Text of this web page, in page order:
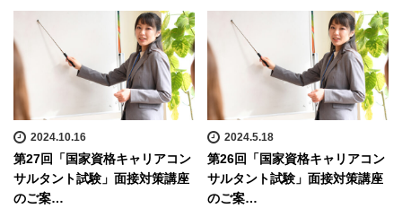
2024.10.16
第27回「国家資格キャリアコン
サルタント試験」面接対策講座
のご案…
2024.5.18
第26回「国家資格キャリアコン
サルタント試験」面接対策講座
のご案…